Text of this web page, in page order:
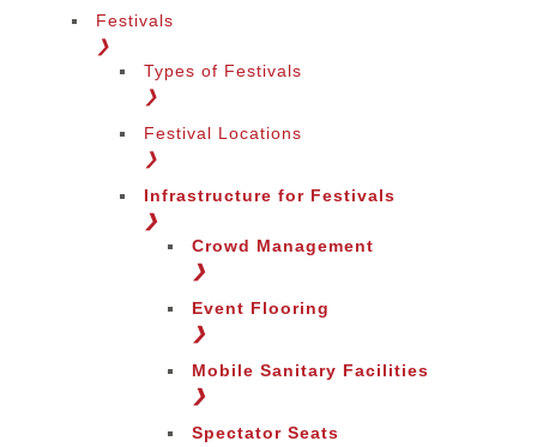
Festivals
❯
Types of Festivals
❯
Festival Locations
❯
Infrastructure for Festivals
❯
Crowd Management
❯
Event Flooring
❯
Mobile Sanitary Facilities
❯
Spectator Seats